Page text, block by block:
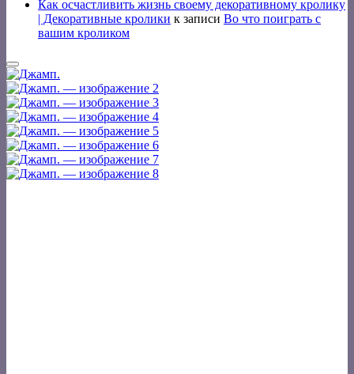
Как осчастливить жизнь своему декоративному кролику
| Декоративные кролики к записи Во что поиграть с
вашим кроликом